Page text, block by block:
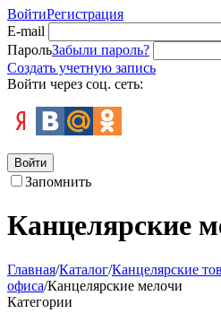
ВойтиРегистрация
E-mail
ПарольЗабыли пароль?
Создать учетную запись
Войти через соц. сеть:
Войти
Запомнить
Канцелярские
Главная/Каталог/Канцелярские
офиса/Канцелярские мелочи
Категории